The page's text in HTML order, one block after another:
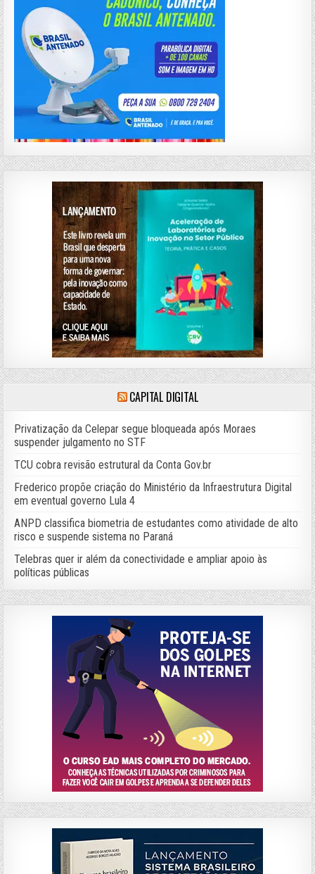
CAPITAL DIGITAL
Privatização da Celepar segue bloqueada após Moraes
suspender julgamento no STF
TCU cobra revisão estrutural da Conta Gov.br
Frederico propõe criação do Ministério da Infraestrutura Digital
em eventual governo Lula 4
ANPD classifica biometria de estudantes como atividade de alto
risco e suspende sistema no Paraná
Telebras quer ir além da conectividade e ampliar apoio às
políticas públicas